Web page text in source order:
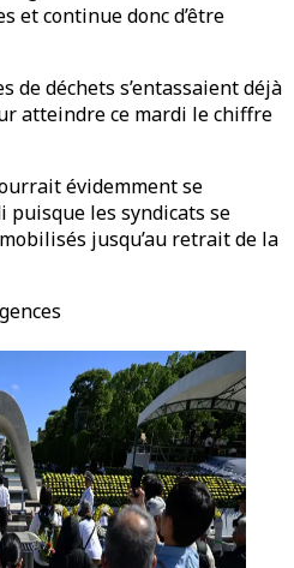
et continue donc d’être
de déchets s’entassaient déjà
atteindre ce mardi le chiffre
évidemment se
les syndicats se
jusqu’au retrait de la